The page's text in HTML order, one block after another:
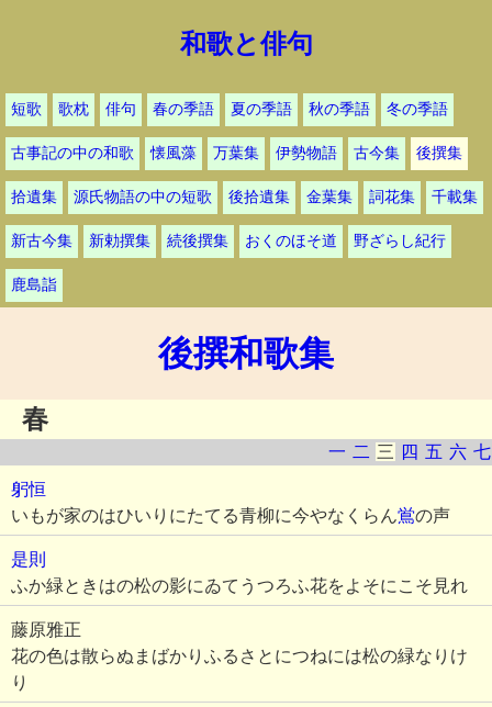
和歌と俳句
短歌 歌枕 俳句 春の季語 夏の季語 秋の季語 冬の季語
古事記の中の和歌 懐風藻 万葉集 伊勢物語 古今集 後撰集
拾遺集 源氏物語の中の短歌 後拾遺集 金葉集 詞花集 千載集
新古今集 新勅撰集 続後撰集 おくのほそ道 野ざらし紀行
鹿島詣
後撰和歌集
春
一 二 三 四 五 六 七
躬恒
いもが家のはひいりにたてる青柳に今やなくらん鴬の声
是則
ふか緑ときはの松の影にゐてうつろふ花をよそにこそ見れ
藤原雅正
花の色は散らぬまばかりふるさとにつねには松の緑なりけ
り